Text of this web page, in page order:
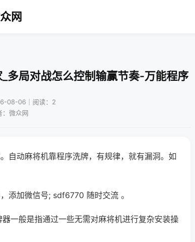
网
多局对战怎么控制输赢节奏-万能程序
08-06｜阅读：2
：微众网
自动麻将机靠程序洗牌，有规律，就有漏洞。如
添加微信号; sdf6770 随时交流 。
一般是指通过一些无需对麻将机进行复杂安装操